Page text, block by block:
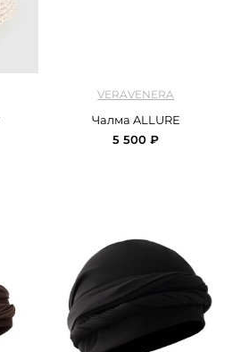
VERAVENERA
Чалма ALLURE
5 500 ₽